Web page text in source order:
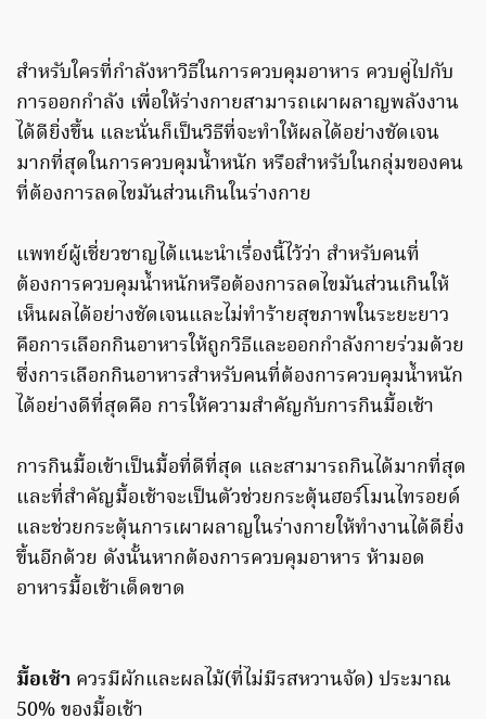
สำหรับใครที่กำลังหาวิธีในการควบคุมอาหาร ควบคู่ไปกับ
การออกกำลัง เพื่อให้ร่างกายสามารถเผาผลาญพลังงาน
ได้ดียิ่งขึ้น และนั่นก็เป็นวิธีที่จะทำให้ผลได้อย่างชัดเจน
มากที่สุดในการควบคุมน้ำหนัก หรือสำหรับในกลุ่มของคน
ที่ต้องการลดไขมันส่วนเกินในร่างกาย
แพทย์ผู้เชี่ยวชาญได้แนะนำเรื่องนี้ไว้ว่า สำหรับคนที่
ต้องการควบคุมน้ำหนักหรือต้องการลดไขมันส่วนเกินให้
เห็นผลได้อย่างชัดเจนและไม่ทำร้ายสุขภาพในระยะยาว
คือการเลือกกินอาหารให้ถูกวิธีและออกกำลังกายร่วมด้วย
ซึ่งการเลือกกินอาหารสำหรับคนที่ต้องการควบคุมน้ำหนัก
ได้อย่างดีที่สุดคือ การให้ความสำคัญกับการกินมื้อเช้า
การกินมื้อเข้าเป็นมื้อที่ดีที่สุด และสามารถกินได้มากที่สุด
และที่สำคัญมื้อเช้าจะเป็นตัวช่วยกระตุ้นฮอร์โมนไทรอยด์
และช่วยกระตุ้นการเผาผลาญในร่างกายให้ทำงานได้ดียิ่ง
ขึ้นอีกด้วย ดังนั้นหากต้องการควบคุมอาหาร ห้ามอด
อาหารมื้อเช้าเด็ดขาด
มื้อเช้า ควรมีผักและผลไม้(ที่ไม่มีรสหวานจัด) ประมาณ
50% ของมื้อเช้า